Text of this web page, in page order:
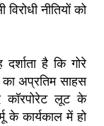
नीतियों को
है कि गोरे
अप्रतिम साहस
कॉरपोरेट लूट के
के कार्यकाल में हो